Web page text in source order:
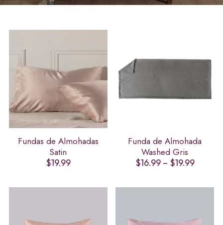
Fundas de Almohadas
Satin
$19.99
Funda de Almohada
Washed Gris
$16.99 – $19.99Price